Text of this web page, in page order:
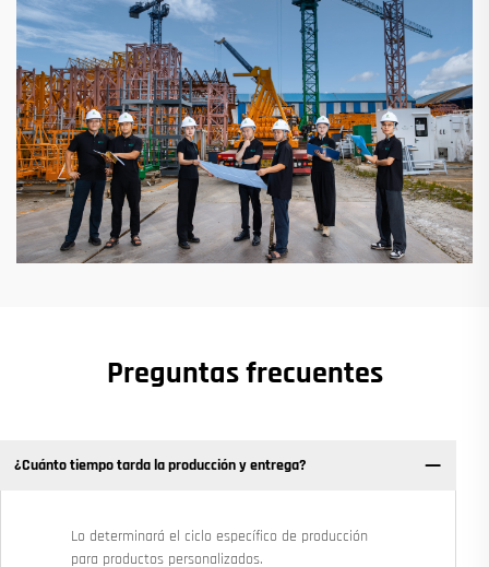
Preguntas frecuentes
¿Cuánto tiempo tarda la producción y entrega?
Lo determinará el ciclo específico de producción
para productos personalizados.